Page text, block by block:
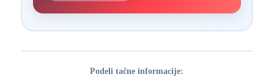
Podeli tačne informacije: